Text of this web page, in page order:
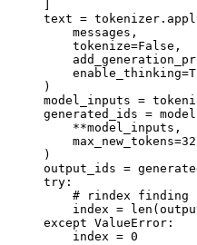
text =
    messages,
    tokenize=False,
)
model_inputs =
generated_ids =
    **model_inputs,
)
output_ids =
try:
# rindex finding
index =
except ValueError:
    index = 0